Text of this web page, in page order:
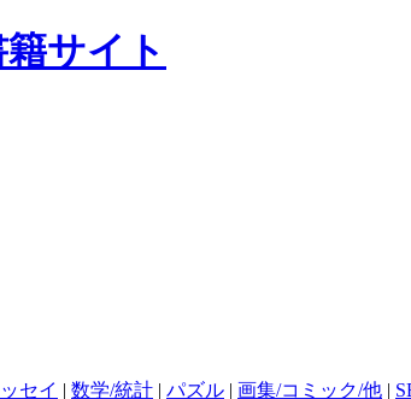
セイ | 数学/統計 | パズル | 画集/コミック/他 |